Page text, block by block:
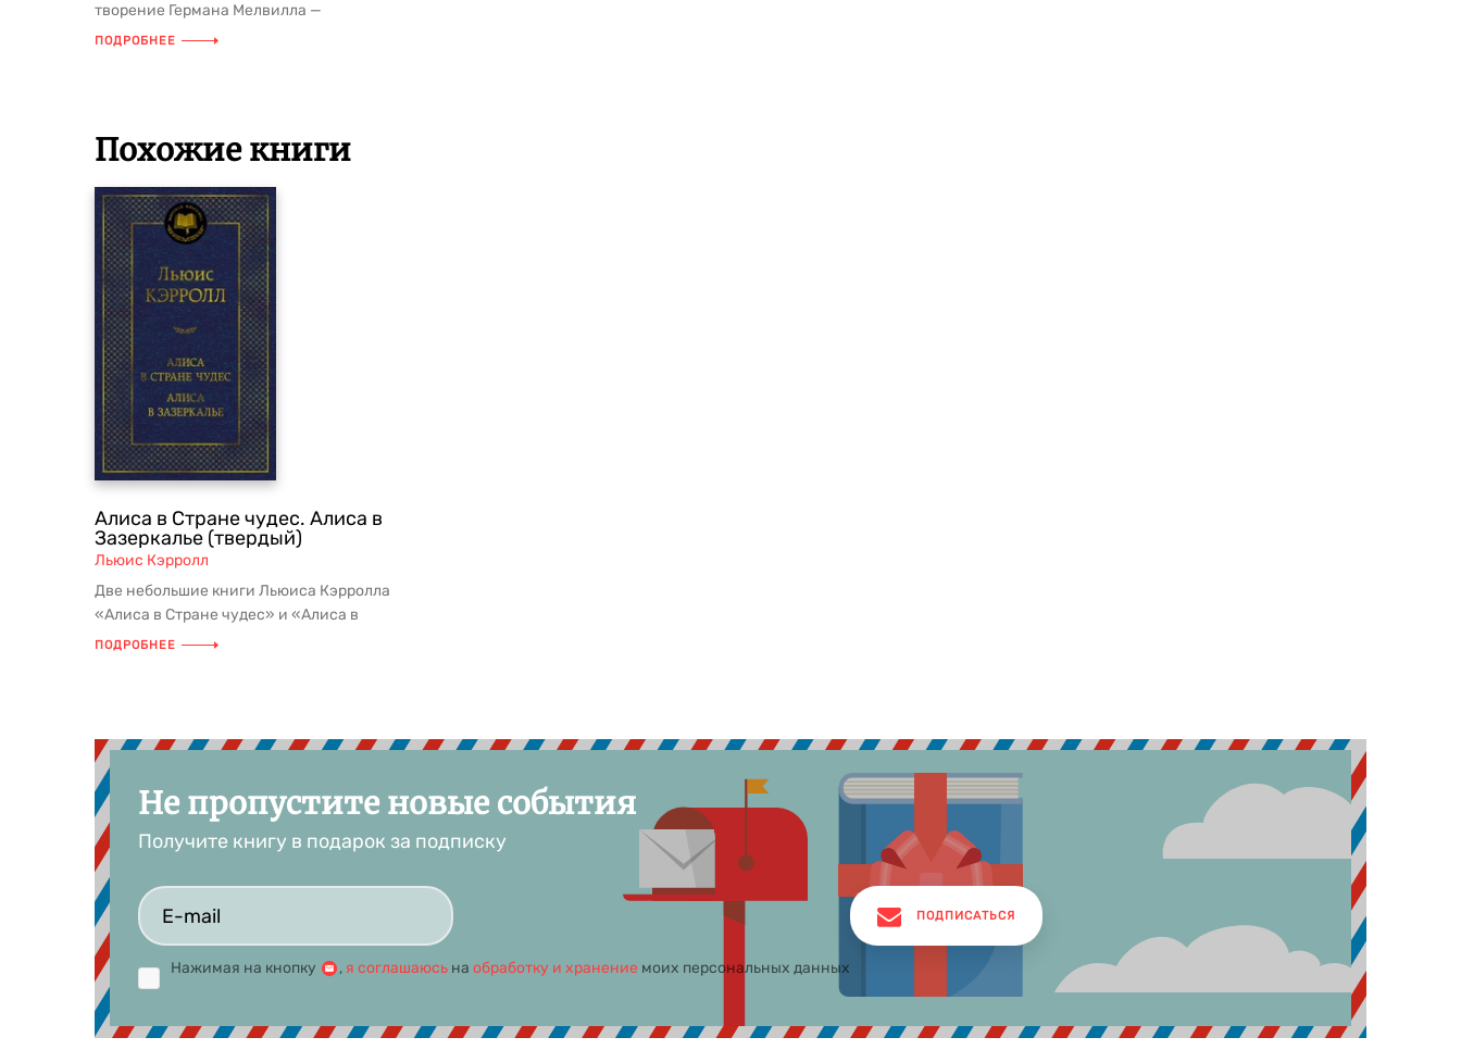
творение Германа Мелвилла —
величественный роман «Моби Дик» и
ПОДРОБНЕЕ
Похожие книги
Алиса в Стране чудес. Алиса в
Зазеркалье (твердый)
Льюис Кэрролл
Две небольшие книги Льюиса Кэрролла
«Алиса в Стране чудес» и «Алиса в
Зазеркалье» давно стали класси...
ПОДРОБНЕЕ
Не пропустите новые события
Получите книгу в подарок за подписку
Нажимая на кнопку , я соглашаюсь на обработку и хранение моих персональных данных
ПОДПИСАТЬСЯ